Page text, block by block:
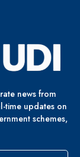
news from
time updates on
schemes,